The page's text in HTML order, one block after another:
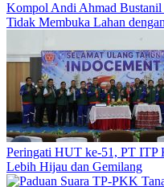
Kompol Andi Ahmad
Tidak Membuka Lahan
Peringati HUT ke-51, PT ITP
Lebih Hijau dan Gemilang